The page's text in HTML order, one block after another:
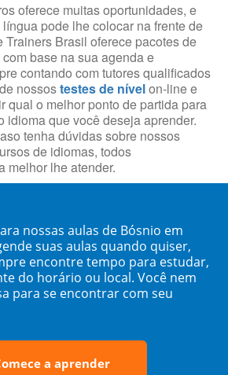
oferece muitas oportunidades, e
pode lhe colocar na frente de
Trainers Brasil oferece pacotes de
base na sua agenda e
contando com tutores qualificados
nossostestes de nívelon-line e
qual o melhor ponto de partida para
idioma que você deseja aprender.
tenha dúvidas sobre nossos
de idiomas, todos
melhor lhe atender.
nossas aulas de Bósnio em
suas aulas quando quiser,
encontre tempo para estudar,
do horário ou local. Você nem
para se encontrar com seu
a aprender